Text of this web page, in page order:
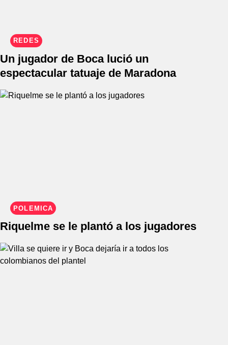
REDES
Un jugador de Boca lució un
espectacular tatuaje de Maradona
POLÉMICA
Riquelme se le plantó a los jugadores